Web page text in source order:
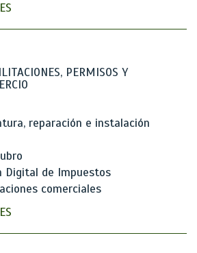
PERMISOS Y
reparación e instalación
Digital de Impuestos
comerciales